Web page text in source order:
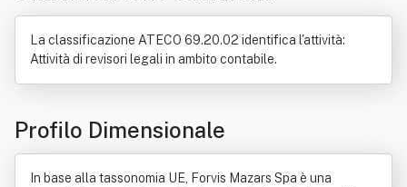
La classificazione ATECO 69.20.02 identifica l'attività:
Attività di revisori legali in ambito contabile.
Profilo Dimensionale
In base alla tassonomia UE, Forvis Mazars Spa è una